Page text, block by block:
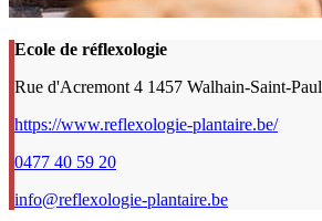
Ecole de réflexologie
Rue d'Acremont 4 1457 Walhain-Saint-Paul
https://www.reflexologie-plantaire.be/
0477 40 59 20
info@reflexologie-plantaire.be